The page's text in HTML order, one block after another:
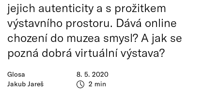
Glosa
Jakub Jareš
8. 5. 2020
2 min
jejich autenticity a s prožitkem
výstavního prostoru. Dává online
chození do muzea smysl? A jak se
pozná dobrá virtuální výstava?